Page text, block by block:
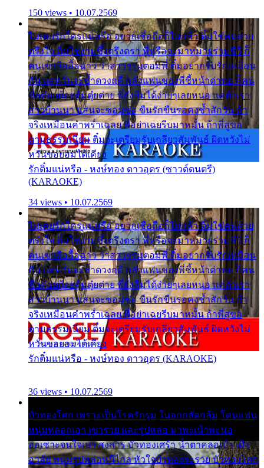
150 views • 10.07.2569
ไม่เคยรักใครแน่หรือ อยากเชื่อถือก็ไม่กล้า ติ๋มใช่คนสวย
ตรึงใจ ติ๋มใช่งามซึ้งตรึงตรา พี่หรือจะมาหมายร่วมชีวี ก็
คนเขาลืออื้อฉาว ว่าสาวๆรุมตอมพี่ ติ๋มอยากรับรักเหมือน
กัน แต่หวั่นจะช้ำดวงฤดี กลัวแฟนของพี่ชี้หน้าด่าทอ ก็คน
ชื่อต๋อยต้อยตุ้มตุ๋ยต่าย พี่ยังลืมได้ง่ายๆเลยหนอ แค่ตัวเรา
สาวบ้านนา แสนจะซอมซ่อ ขืนรักขืนรอคงช้ำสักวัน ถ้า
จริงเหมือนคำพร่ำเฉลย พี่อย่าเฉยรีบมาหมั้น ถ้าพี่สู่ขอ
ตามธรรมเนียม ติ๋มจะเตรียมรับเกลียวสัมพันธ์ ผิดหวังไม่
หวั่นขอยอมได้เคียง
รักติ๋มแน่หรือ - หงษ์ทอง ดาวอุดร (ซาวด์ดนตรี)
(KARAOKE)
34 views • 10.07.2569
ไม่เคยรักใครแน่หรือ อยากเชื่อถือก็ไม่กล้า ติ๋มใช่คนสวย
ตรึงใจ ติ๋มใช่งามซึ้งตรึงตรา พี่หรือจะมาหมายร่วมชีวี ก็
คนเขาลืออื้อฉาว ว่าสาวๆรุมตอมพี่ ติ๋มอยากรับรักเหมือน
กัน แต่หวั่นจะช้ำดวงฤดี กลัวแฟนของพี่ชี้หน้าด่าทอ ก็คน
ชื่อต๋อยต้อยตุ้มตุ๋ยต่าย พี่ยังลืมได้ง่ายๆเลยหนอ แค่ตัวเรา
สาวบ้านนา แสนจะซอมซ่อ ขืนรักขืนรอคงช้ำสักวัน ถ้า
จริงเหมือนคำพร่ำเฉลย พี่อย่าเฉยรีบมาหมั้น ถ้าพี่สู่ขอ
ตามธรรมเนียม ติ๋มจะเตรียมรับเกลียวสัมพันธ์ ผิดหวังไม่
หวั่นขอยอมได้เคียง
รักติ๋มแน่หรือ - หงษ์ทอง ดาวอุดร (KARAOKE)
36 views • 10.07.2569
บัวทองโศก เพราะเป็นโรครักรุม ในอกกลัดกลุ้ม โดนแฟน
หนุ่มหลอกเอา เขารวย และรูปหล่อ มาพะเน้าพะนอ
ออเซาะจนใจเบา สงสาร บัวทองเศร้า น้ำตาคลอเบ้า เฝ้า
อาลัย หนุ่มรูปหล่อหนีไกล หัวใจบัวทองระรวย บัวทองโศก